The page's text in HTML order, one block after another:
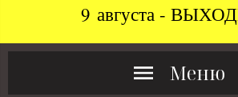
9 августа -
Меню